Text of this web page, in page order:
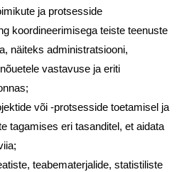
ja protsesside
koordineerimisega teiste teenuste
näiteks administratsiooni,
vastavuse ja eriti
või -protsesside toetamisel ja
tagamises eri tasanditel, et aidata
teabematerjalide, statistiliste